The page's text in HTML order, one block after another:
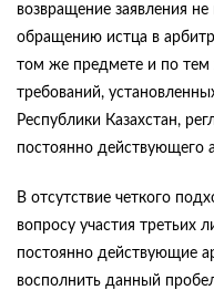
возвращение заявления
обращению истца в
том же предмете и по
требований,
Республики Казахстан,
постоянно действующего
В отсутствие четкого
вопросу участия третьих
постоянно действующие
восполнить данный